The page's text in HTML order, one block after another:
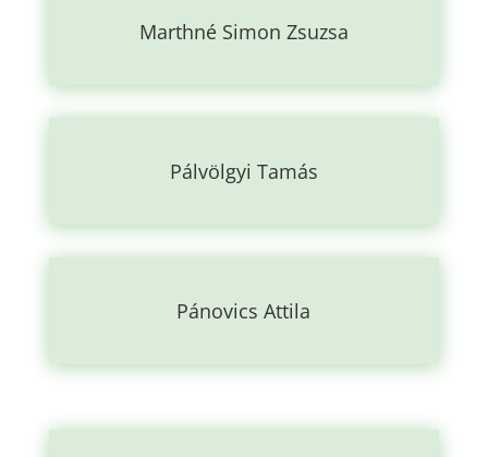
Marthné Simon Zsuzsa
Pálvölgyi Tamás
Pánovics Attila